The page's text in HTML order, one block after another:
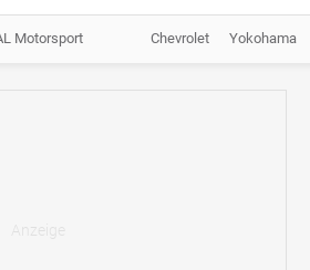
Motorsport Chevrolet Yokohama